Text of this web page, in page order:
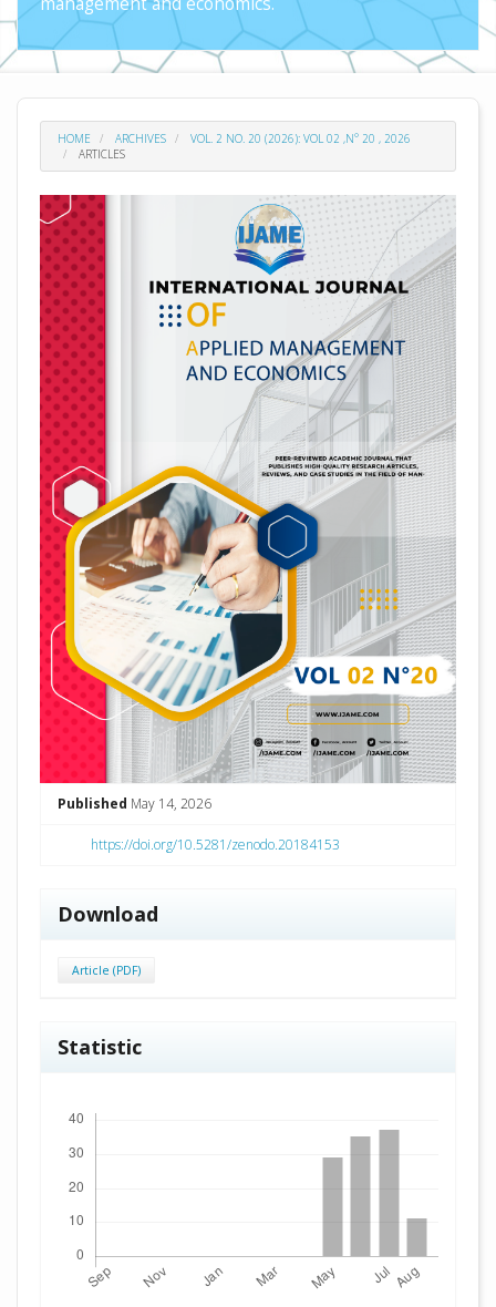
HOME ARCHIVES
VOL. 2 NO. 20 (2026): VOL 02 ,N° 20 , 2026
ARTICLES
Published May 14, 2026
https://doi.org/10.5281/zenodo.20184153
Download
Article (PDF)
Statistic